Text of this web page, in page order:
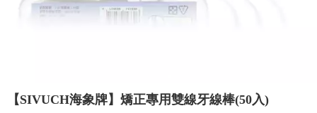
【SIVUCH海象牌】矯正專用雙線牙線棒(50入)